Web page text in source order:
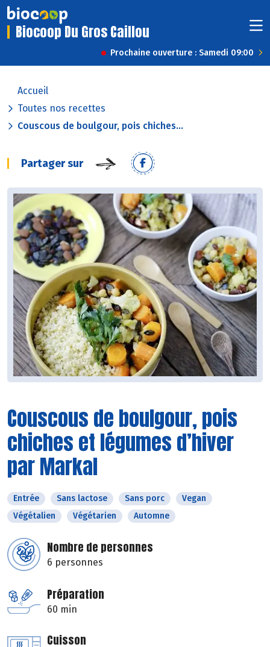
Biocoop Du Gros Caillou
Prochaine ouverture : Samedi 09:00
Accueil
Toutes nos recettes
Couscous de boulgour, pois chiches...
Partager sur
Couscous de boulgour, pois
chiches et légumes d’hiver
par Markal
Entrée Sans lactose Sans porc
Vegan
Végétalien
Végétarien Automne
Nombre de personnes
6 personnes
Préparation
60 min
Cuisson